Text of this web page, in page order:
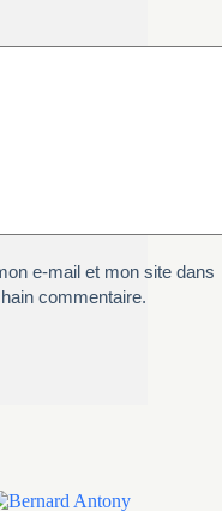
e-mail et mon site dans
commentaire.